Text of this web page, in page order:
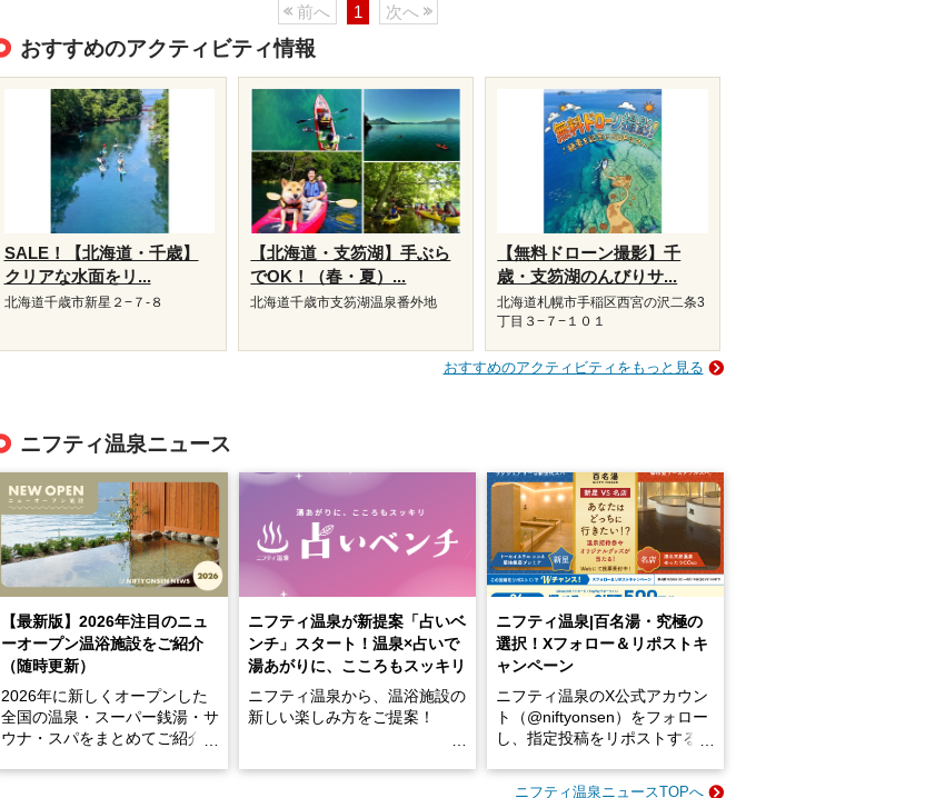
前へ 1 次へ
おすすめのアクティビティ情報
SALE！【北海道・千歳】
クリアな水面をリ...
北海道千歳市新星２−７-８
【北海道・支笏湖】手ぶら
でOK！（春・夏）...
北海道千歳市支笏湖温泉番外地
【無料ドローン撮影】千
歳・支笏湖のんびりサ...
北海道札幌市手稲区西宮の沢二条3
丁目３−７−１０１
おすすめのアクティビティをもっと見る
ニフティ温泉ニュース
【最新版】2026年注目のニュ
ーオープン温浴施設をご紹介
（随時更新）
2026年に新しくオープンした
全国の温泉・スーパー銭湯・サ
ウナ・スパをまとめてご紹介！
ニフティ温泉が新提案「占いベ
ンチ」スタート！温泉×占いで
湯あがりに、こころもスッキリ
ニフティ温泉から、温浴施設の
新しい楽しみ方をご提案！
ニフティ温泉|百名湯・究極の
選択！Xフォロー＆リポストキ
ャンペーン
ニフティ温泉のX公式アカウン
ト（@niftyonsen）をフォロー
し、指定投稿をリポストする
ニフティ温泉ニュースTOPへ